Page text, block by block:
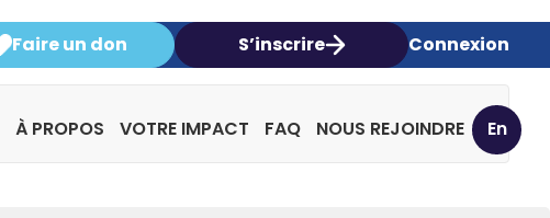
Faire un don S’inscrire Connexion
À PROPOS VOTRE IMPACT FAQ NOUS REJOINDRE En